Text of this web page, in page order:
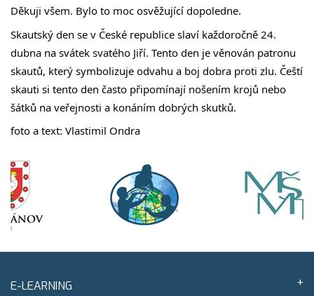
Děkuji všem. Bylo to moc osvěžující dopoledne.
Skautský den se v České republice slaví každoročně 24.
dubna na svátek svatého Jiří. Tento den je věnován patronu
skautů, který symbolizuje odvahu a boj dobra proti zlu. Čeští
skauti si tento den často připomínají nošením krojů nebo
šátků na veřejnosti a konáním dobrých skutků.
foto a text: Vlastimil Ondra
E-LEARNING